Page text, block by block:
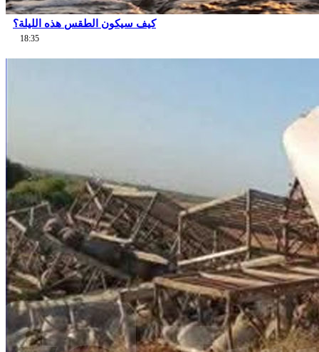
كيف سيكون الطقس هذه الليلة؟
18:35